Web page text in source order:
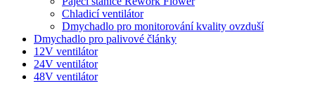
Chladicí ventilátor
Dmychadlo pro monitorování kvality ovzduší
Dmychadlo pro palivové články
12V ventilátor
24V ventilátor
48V ventilátor